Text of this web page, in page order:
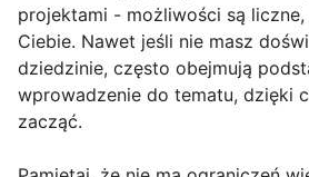
projektami - możliwości są
Ciebie. Nawet jeśli nie masz
dziedzinie, często obejmują
wprowadzenie do tematu, dzięki
zacząć.